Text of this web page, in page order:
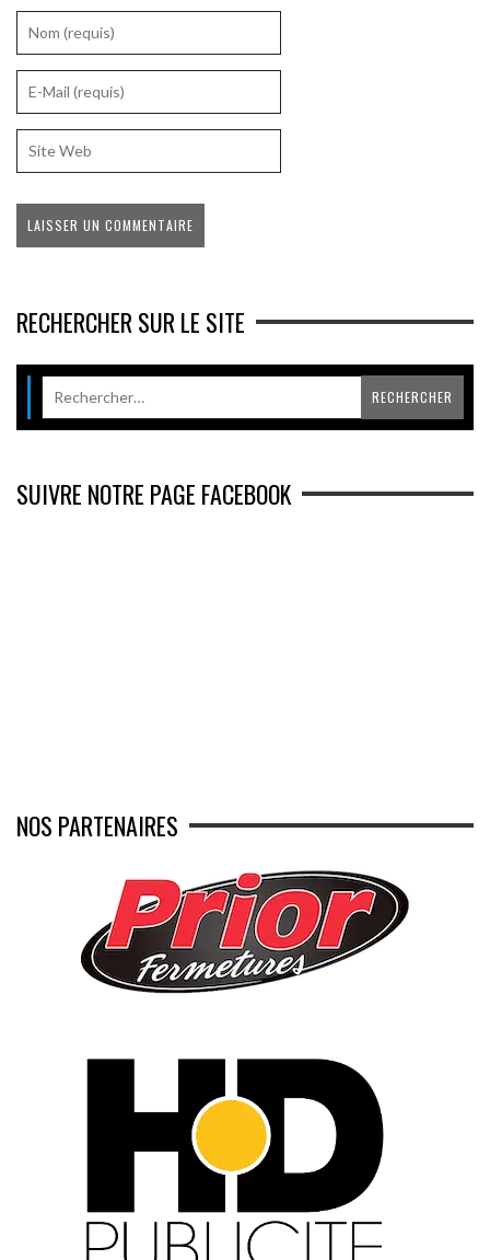
RECHERCHER SUR LE SITE
SUIVRE NOTRE PAGE FACEBOOK
NOS PARTENAIRES